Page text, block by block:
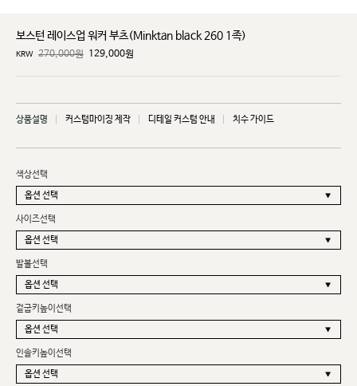
보스턴 레이스업 워커 부츠(Minktan black 260 1족)
KRW 270,000원 129,000원
상품설명 커스텀마이징 제작 디테일 커스텀 안내 치수 가이드
색상선택
사이즈선택
발볼선택
겉굽키높이선택
인솔키높이선택